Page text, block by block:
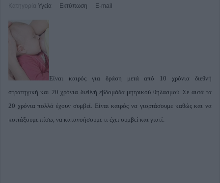
Κατηγορία Υγεία Εκτύπωση E-mail
Eίναι καιρός για δράση μετά από 10 χρόνια διεθνή
στρατηγική και 20 χρόνια διεθνή εβδομάδα μητρικού θηλασμού. Σε αυτά τα
20 χρόνια πολλά έχουν συμβεί. Είναι καιρός να γιορτάσουμε καθώς και να
κοιτάξουμε πίσω, να κατανοήσουμε τι έχει συμβεί και γιατί.